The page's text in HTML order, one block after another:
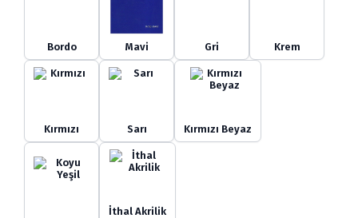
Bordo Mavi Gri Krem
Kırmızı Sarı Kırmızı Beyaz
İthal Akrilik